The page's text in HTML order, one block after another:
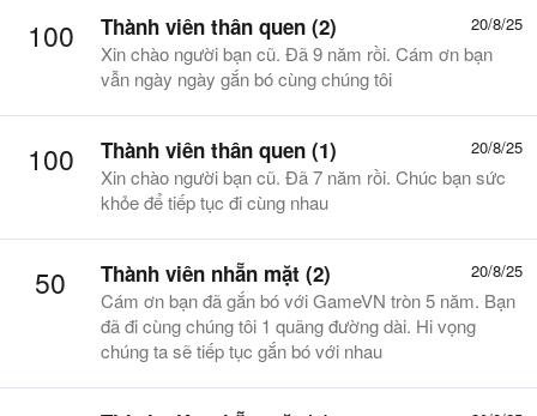
100 20/8/25
Thành viên thân quen (2)
Xin chào người bạn cũ. Đã 9 năm rồi. Cám ơn bạn
vẫn ngày ngày gắn bó cùng chúng tôi
100 20/8/25
Thành viên thân quen (1)
Xin chào người bạn cũ. Đã 7 năm rồi. Chúc bạn sức
khỏe để tiếp tục đi cùng nhau
50 20/8/25
Thành viên nhẵn mặt (2)
Cám ơn bạn đã gắn bó với GameVN tròn 5 năm. Bạn
đã đi cùng chúng tôi 1 quãng đường dài. Hi vọng
chúng ta sẽ tiếp tục gắn bó với nhau